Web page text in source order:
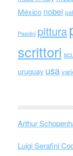
México nobel
Pasolini pittura
scrittori
uruguay usa
Arthur
Luigi Serafini